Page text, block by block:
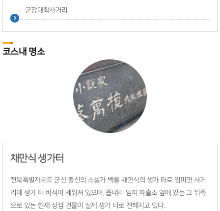
군장대학사거리
코스내 명소
채만식 생가터
전북특별자치도 군산 출신의 소설가 백릉 채만식의 생가 터로 임피면 사거
리에 생가 터 비석이 세워져 있으며, 읍내리 임피 파출소 앞에 있는 그 뒤쪽
으로 있는 현재 상점 건물이 실제 생가 터로 전해지고 있다.